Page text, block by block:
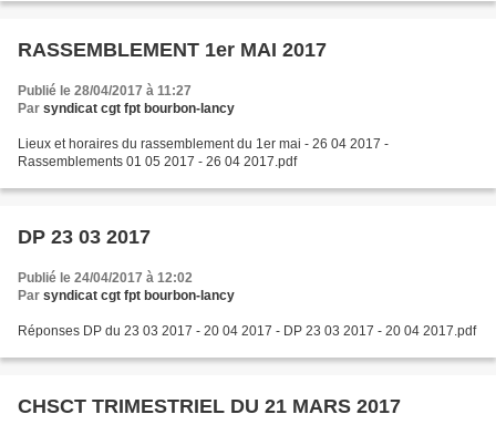
RASSEMBLEMENT 1er MAI 2017
Publié le 28/04/2017 à 11:27
Par syndicat cgt fpt bourbon-lancy
Lieux et horaires du rassemblement du 1er mai - 26 04 2017 -
Rassemblements 01 05 2017 - 26 04 2017.pdf
DP 23 03 2017
Publié le 24/04/2017 à 12:02
Par syndicat cgt fpt bourbon-lancy
Réponses DP du 23 03 2017 - 20 04 2017 - DP 23 03 2017 - 20 04 2017.pdf
CHSCT TRIMESTRIEL DU 21 MARS 2017